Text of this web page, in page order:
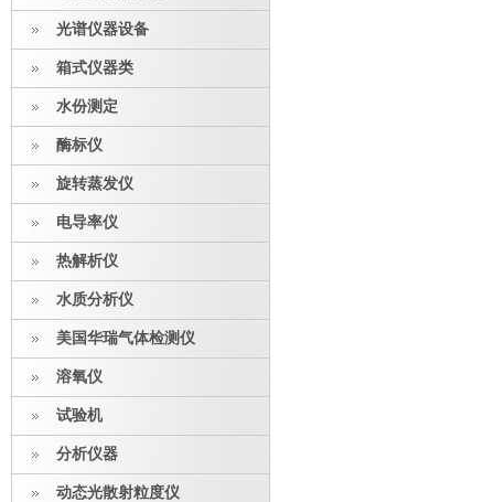
光谱仪器设备
箱式仪器类
水份测定
酶标仪
旋转蒸发仪
电导率仪
热解析仪
水质分析仪
美国华瑞气体检测仪
溶氧仪
试验机
分析仪器
动态光散射粒度仪